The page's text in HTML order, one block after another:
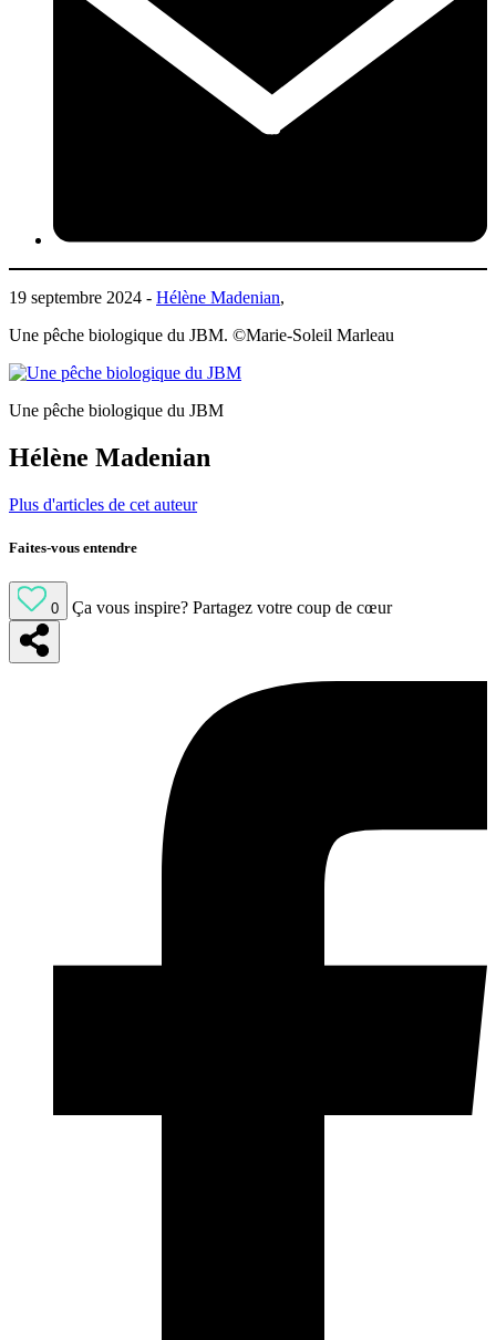
19 septembre 2024 - Hélène Madenian,
Une pêche biologique du JBM. ©Marie-Soleil Marleau
Une pêche biologique du JBM
Hélène Madenian
Plus d'articles de cet auteur
Faites-vous entendre
0 Ça vous inspire? Partagez votre coup de cœur